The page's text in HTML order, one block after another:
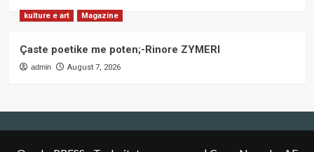
kulture e art Magazine
Çaste poetike me poten;-Rinore ZYMERI
admin August 7, 2026